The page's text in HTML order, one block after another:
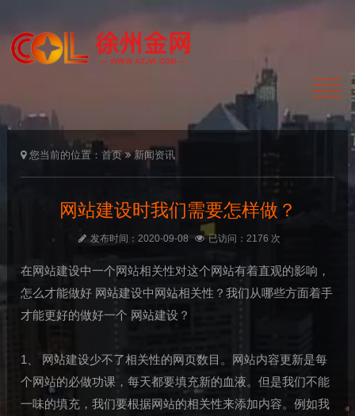
您当前的位置：首页 新闻资讯
网站建设时我们需要怎样做？
发布时间：2020-09-08 已访问：2176 次
在网站建设中一个网站相关性对这个网站有着直观的影响，
怎么才能做好 网站建设中网站相关性？我们从哪些方面着手
才能更好的做好一个 网站建设？
1、 网站建设少不了相关性的网页数目。网站内容更新是每
个网站的必做功课，每天都要填充新的血液。但是我们不能
一味的填充，我们要根据网站的相关性来添加内容。例如我